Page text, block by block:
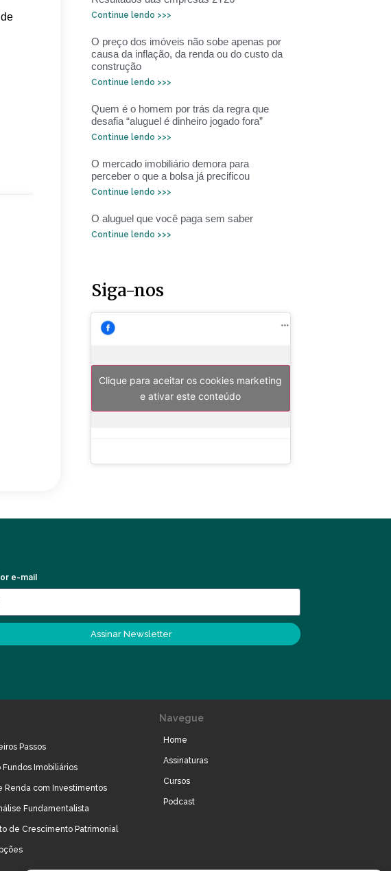
Continue lendo >>>
O preço dos imóveis não sobe apenas por
causa da inflação, da renda ou do custo da
construção
Continue lendo >>>
Quem é o homem por trás da regra que
desafia “aluguel é dinheiro jogado fora”
Continue lendo >>>
O mercado imobiliário demora para
perceber o que a bolsa já precificou
Continue lendo >>>
O aluguel que você paga sem saber
Continue lendo >>>
Siga-nos
Clique para aceitar os cookies marketing
e ativar este conteúdo
e-mail
Assinar Newsletter
Passos
Fundos Imobiliários
Renda com Investimentos
Fundamentalista
de Crescimento Patrimonial
Navegue
Home
Assinaturas
Cursos
Podcast